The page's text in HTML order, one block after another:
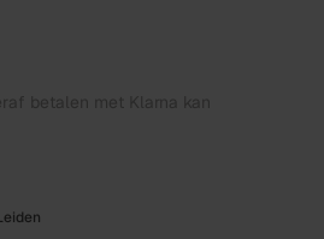
betalen met Klarna kan